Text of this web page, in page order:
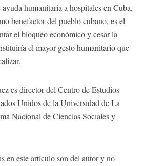
humanitaria a hospitales en Cuba,
benefactor del pueblo cubano, es el
el bloqueo económico y cesar la
el mayor gesto humanitario que
es director del Centro de Estudios
Unidos de la Universidad de La
Nacional de Ciencias Sociales y
en este artículo son del autor y no